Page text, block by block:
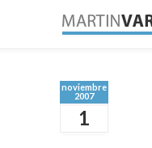
noviembre
2007
1